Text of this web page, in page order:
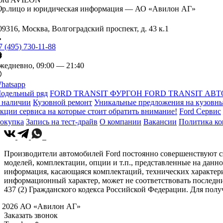
и юридическая информация — АО «Авилон АГ»
Москва, Волгоградский проспект, д. 43 к.1
(495) 730-11-88
09:00 — 21:40
ряд FORD TRANSIT ФУРГОН FORD TRANSIT
Кузовной ремонт Уникальные предложения на
сервиса на которые стоит обратить внимание! Ford Сервис
Запись на тест-драйв О компании Вакансии Политика
Производители автомобилей Ford постоянно
моделей, комплектации, опции и т.п., представленные на
информация, касающаяся комплектаций, технических
информационный характер, может не соответствовать
437 (2) Гражданского кодекса Российской Федерации. Для
АО «Авилон АГ»
Заказать звонок